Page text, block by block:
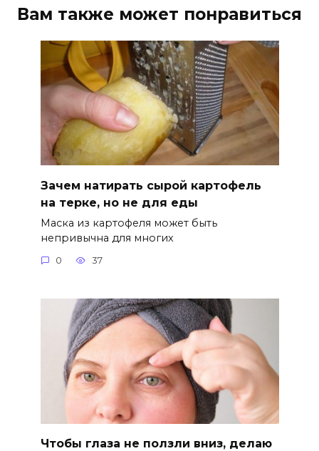
Вам также может понравиться
Зачем натирать сырой картофель
на терке, но не для еды
Маска из картофеля может быть
непривычна для многих
0 37
Чтобы глаза не ползли вниз, делаю